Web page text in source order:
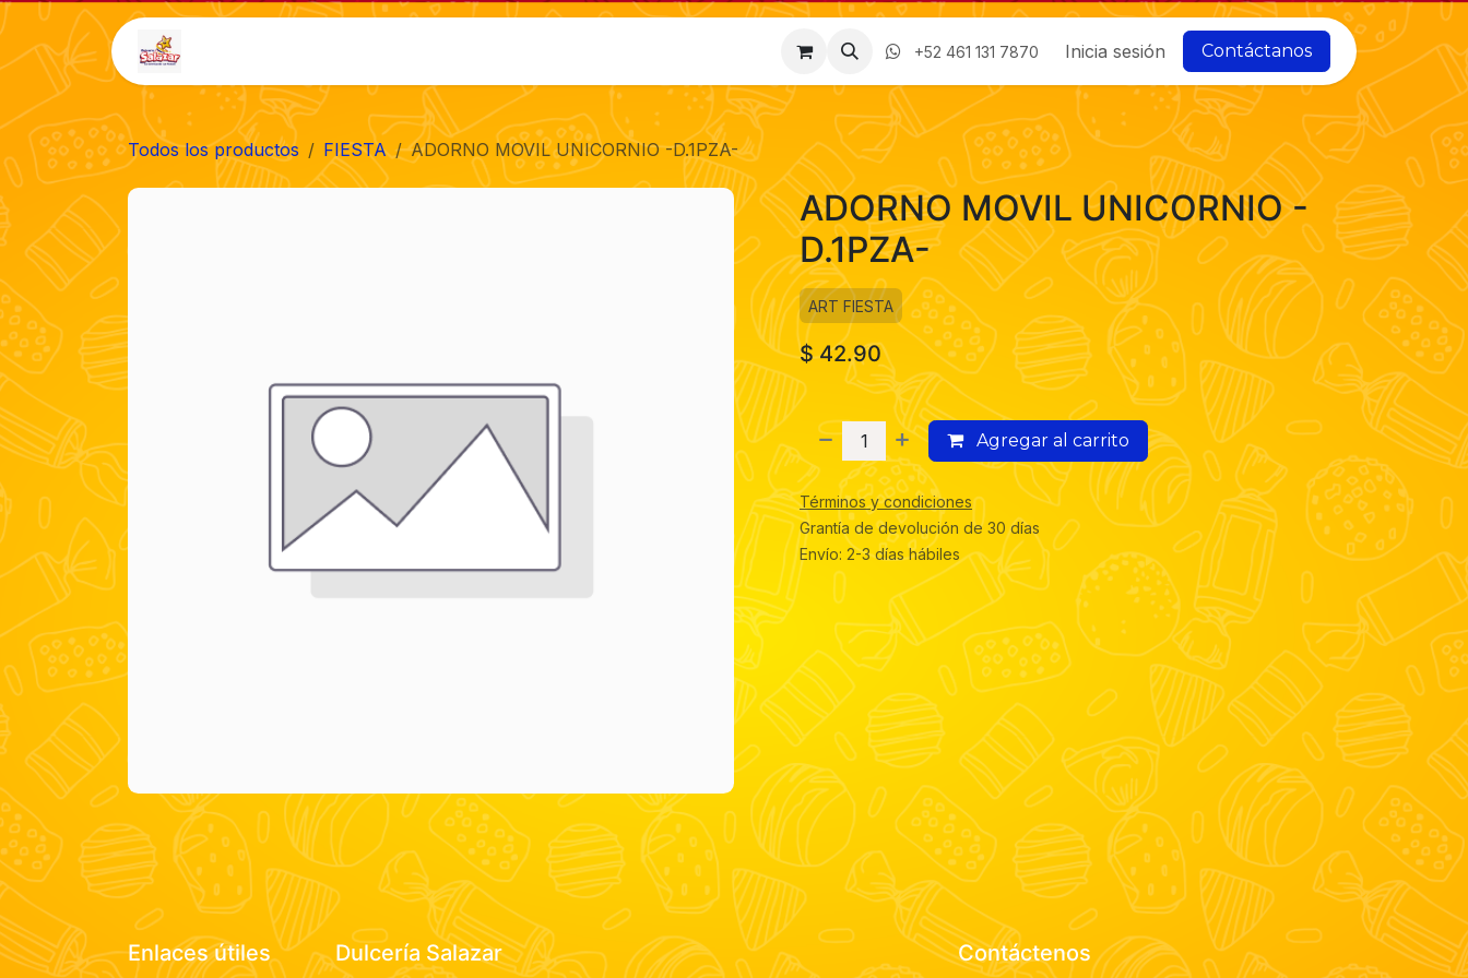
Ir al contenido
Contáctenos Nosotros
+52 461 131 7870 Inicia sesión Contáctanos
Todos los productos FIESTA ADORNO MOVIL UNICORNIO -D.1PZA-
ADORNO MOVIL UNICORNIO -
D.1PZA-
ART FIESTA
$42.90
Agregar al carrito
Términos y condiciones
Grantía de devolución de 30 días
Envío: 2-3 días hábiles
Enlaces útiles Dulcería Salazar Contáctenos